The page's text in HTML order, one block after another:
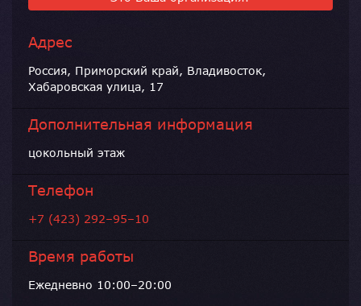
Адрес
Россия, Приморский край, Владивосток,
Хабаровская улица, 17
Дополнительная информация
цокольный этаж
Телефон
+7 (423) 292–95–10
Время работы
Ежедневно 10:00–20:00